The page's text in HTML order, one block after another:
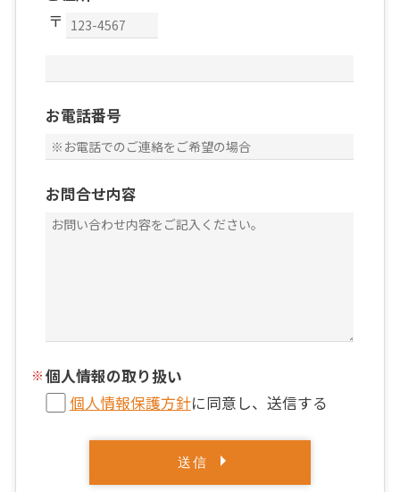
お電話番号
お問合せ内容
個人情報の取り扱い
個人情報保護方針に同意し、送信する